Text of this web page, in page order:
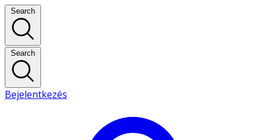
Search
Search
Bejelentkezés